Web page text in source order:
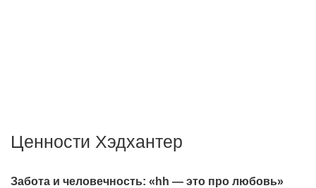
Ценности Хэдхантер
Забота и человечность: «hh — это про любовь»